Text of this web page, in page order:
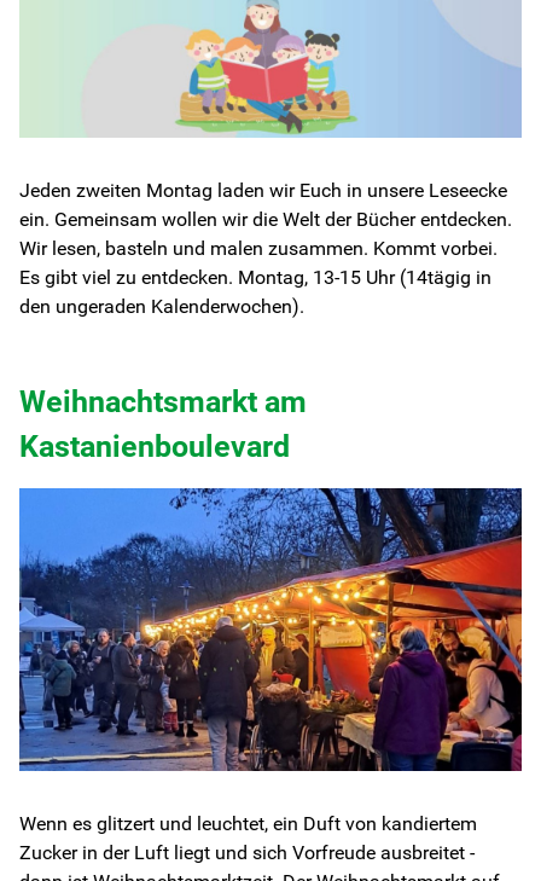
Jeden zweiten Montag laden wir Euch in unsere Leseecke
ein. Gemeinsam wollen wir die Welt der Bücher entdecken.
Wir lesen, basteln und malen zusammen. Kommt vorbei.
Es gibt viel zu entdecken. Montag, 13-15 Uhr (14tägig in
den ungeraden Kalenderwochen).
Weihnachtsmarkt am
Kastanienboulevard
Wenn es glitzert und leuchtet, ein Duft von kandiertem
Zucker in der Luft liegt und sich Vorfreude ausbreitet -